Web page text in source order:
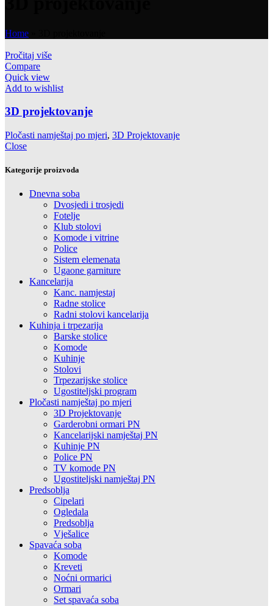
Home
Pročitaj više
Compare
Quick view
Add to wishlist
3D projektovanje
Pločasti namještaj po mjeri, 3D Projektovanje
Close
Kategorije proizvoda
Dnevna soba
Dvosjedi i trosjedi
Fotelje
Klub stolovi
Komode i vitrine
Police
Sistem elemenata
Ugaone garniture
Kancelarija
Kanc. namjestaj
Radne stolice
Radni stolovi kancelarija
Kuhinja i trpezarija
Barske stolice
Komode
Kuhinje
Stolovi
Trpezarijske stolice
Ugostiteljski program
Pločasti namještaj po mjeri
3D Projektovanje
Garderobni ormari PN
Kancelarijski namještaj PN
Kuhinje PN
Police PN
TV komode PN
Ugostiteljski namještaj PN
Predsoblja
Cipelari
Ogledala
Predsoblja
Vješalice
Spavaća soba
Komode
Kreveti
Noćni ormarici
Ormari
Set spavaća soba